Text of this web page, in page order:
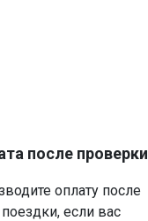
после проверки
оплату после
если вас